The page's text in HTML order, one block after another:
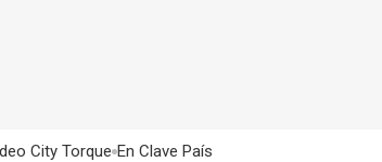
City Torque En Clave País